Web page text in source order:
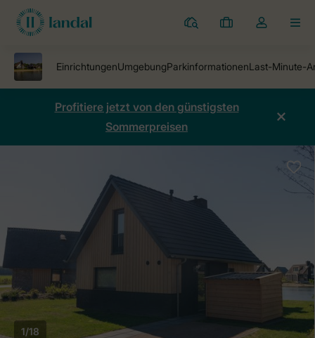
Ferienparks
Meine
Dropdown-
öffnen
Profitiere jetzt von den günstigsten
Sommerpreisen
1/18